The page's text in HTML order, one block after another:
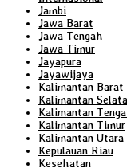
Jambi
Jawa Barat
Jawa Tengah
Jawa Timur
Jayapura
Jayawijaya
Kalimantan Barat
Kalimantan
Kalimantan
Kalimantan Timur
Kalimantan Utara
Kepulauan Riau
Kesehatan